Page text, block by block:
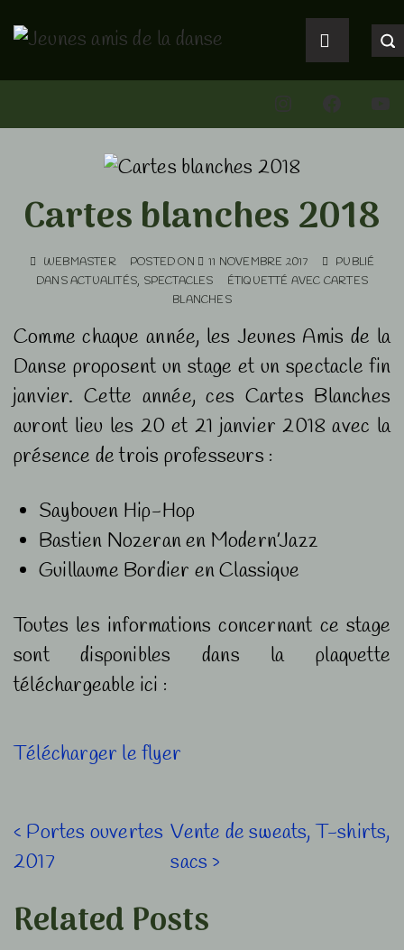
passer
au
principal
Main
Navigation
MENU
Cartes blanches 2018
WEBMASTER POSTED ON 11 NOVEMBRE 2017
PUBLIÉ
DANSACTUALITÉS, SPECTACLES ÉTIQUETTÉ AVEC CARTES
BLANCHES
Comme chaque année, les Jeunes Amis de la
Danse proposent un stage et un spectacle fin
janvier. Cette année, ces Cartes Blanches
auront lieu les 20 et 21 janvier 2018 avec la
présence de trois professeurs :
Saybouen Hip-Hop
Bastien Nozeran en Modern’Jazz
Guillaume Bordier en Classique
Toutes les informations concernant ce stage
sont disponibles dans la plaquette
téléchargeable ici :
Télécharger le flyer
Navigation
de
l’article
Previous
Post
‹ Portes ouvertes
2017
Next
Post
Vente de sweats, T-shirts,
sacs ›
Related Posts